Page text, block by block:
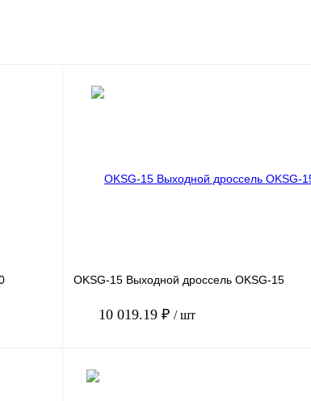
OKSG-15 Выходной дроссель OKSG-15
10 019.19 ₽ / шт